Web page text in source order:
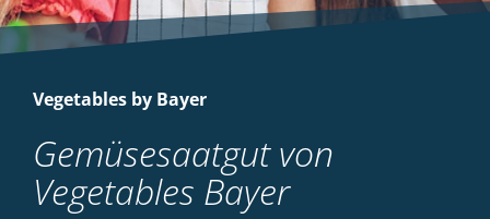
Vegetables by Bayer
Gemüsesaatgut von
Vegetables Bayer